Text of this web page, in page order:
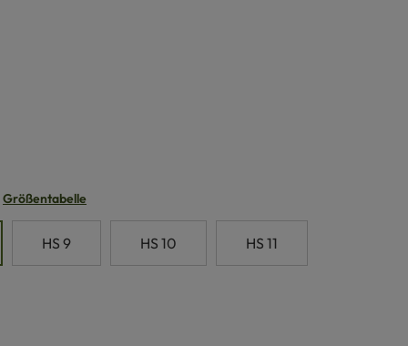
Größentabelle
HS 9 HS 10 HS 11